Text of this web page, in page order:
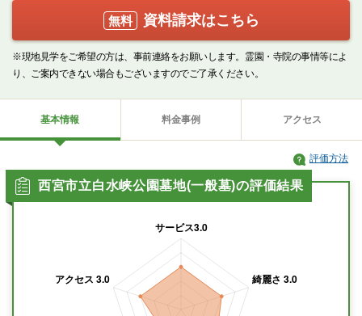
無料 資料請求はこちら
※現地見学をご希望の方は、事前連絡をお願いします。霊園・寺院の事情等によ
り、ご案内できない場合もございますのでご了承ください。
基本情報 料金事例 アクセス
西宮市立白水峡公園墓地(一般墓)の評価結果
評価方法